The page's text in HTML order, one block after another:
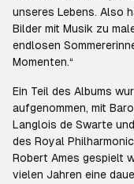
unseres Lebens. Also
Bilder mit Musik zu
endlosen
Momenten.“
Ein Teil des Albums
aufgenommen, mit
Langlois de Swarte
des Royal
Robert Ames gespielt
vielen Jahren eine